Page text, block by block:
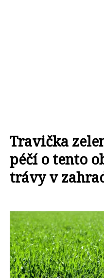
Travička
péčí o tento
trávy v